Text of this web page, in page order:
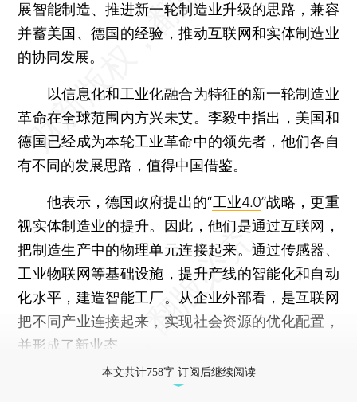
展智能制造、推进新一轮制造业升级的思路，兼容
并蓄美国、德国的经验，推动互联网和实体制造业
的协同发展。
以信息化和工业化融合为特征的新一轮制造业
革命在全球范围内方兴未艾。李毅中指出，美国和
德国已经成为本轮工业革命中的领先者，他们各自
有不同的发展思路，值得中国借鉴。
他表示，德国政府提出的“工业4.0”战略，更重
视实体制造业的提升。因此，他们是通过互联网，
把制造生产中的物理单元连接起来。通过传感器、
工业物联网等基础设施，提升产线的智能化和自动
化水平，建造智能工厂。从企业外部看，是互联网
把不同产业连接起来，实现社会资源的优化配置，
并形成了新业态。
本文共计758字 订阅后继续阅读